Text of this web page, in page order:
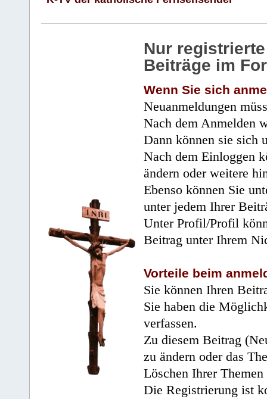
Nur
Beiträge im
Wenn Sie sich
Neuanmeldungen
Nach dem Anmelden
Dann können sie sich
Nach dem Einloggen
ändern oder weitere
Ebenso können Sie
unter jedem Ihrer
Unter Profil/Profil
Beitrag unter Ihrem
Vorteile beim
Sie können Ihren
Sie haben die
verfassen.
Zu diesem Beitrag
zu ändern oder das
Löschen Ihrer
Die Registrierung ist